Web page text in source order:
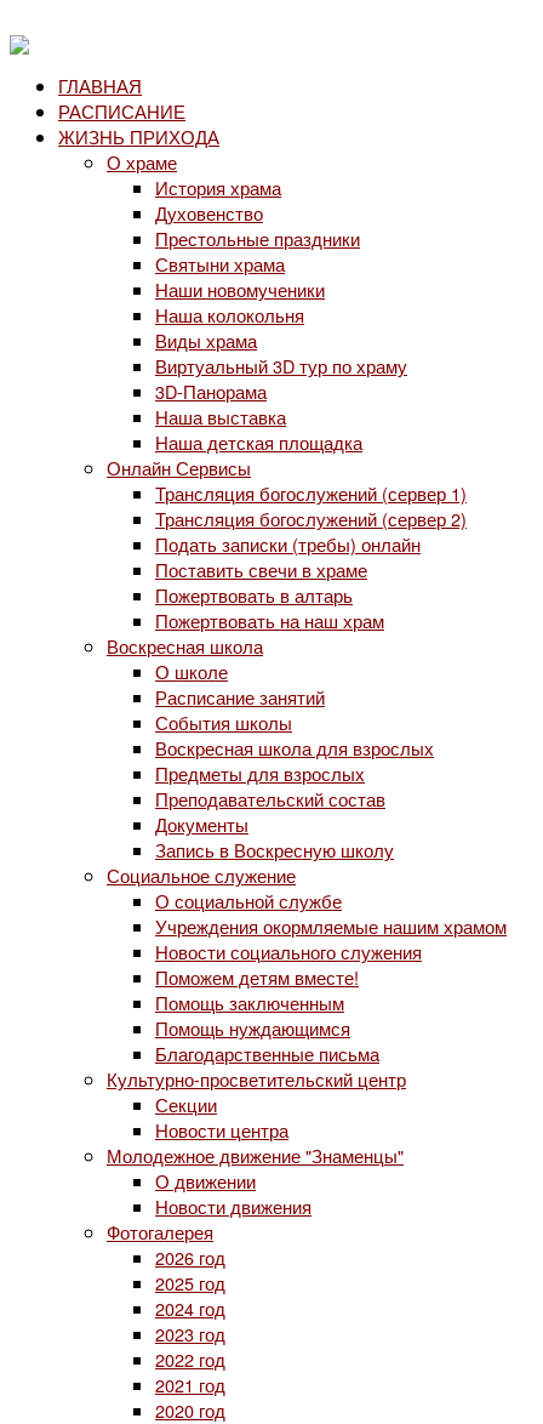
ГЛАВНАЯ
РАСПИСАНИЕ
ЖИЗНЬ ПРИХОДА
О храме
История храма
Духовенство
Престольные праздники
Святыни храма
Наши новомученики
Наша колокольня
Виды храма
Виртуальный 3D тур по храму
3D-Панорама
Наша выставка
Наша детская площадка
Онлайн Сервисы
Трансляция богослужений (сервер 1)
Трансляция богослужений (сервер 2)
Подать записки (требы) онлайн
Поставить свечи в храме
Пожертвовать в алтарь
Пожертвовать на наш храм
Воскресная школа
О школе
Расписание занятий
События школы
Воскресная школа для взрослых
Предметы для взрослых
Преподавательский состав
Документы
Запись в Воскресную школу
Социальное служение
О социальной службе
Учреждения окормляемые нашим храмом
Новости социального служения
Поможем детям вместе!
Помощь заключенным
Помощь нуждающимся
Благодарственные письма
Культурно-просветительский центр
Секции
Новости центра
Молодежное движение "Знаменцы"
О движении
Новости движения
Фотогалерея
2026 год
2025 год
2024 год
2023 год
2022 год
2021 год
2020 год